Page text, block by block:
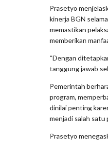
Prasetyo
kinerja BGN
memastikan
memberikan
“Dengan
tanggung jawab
Pemerintah
program,
dinilai penting
menjadi salah
Prasetyo